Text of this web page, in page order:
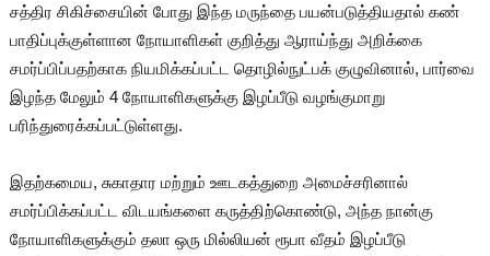
சத்திர சிகிச்சையின் போது இந்த மருந்தை பயன்படுத்தியதால் கண்
பாதிப்புக்குள்ளான நோயாளிகள் குறித்து ஆராய்ந்து அறிக்கை
சமர்ப்பிப்பதற்காக நியமிக்கப்பட்ட தொழில்நுட்பக் குழுவினால், பார்வை
இழந்த மேலும் 4 நோயாளிகளுக்கு இழப்பீடு வழங்குமாறு
பரிந்துரைக்கப்பட்டுள்ளது.
இதற்கமைய, சுகாதார மற்றும் ஊடகத்துறை அமைச்சரினால்
சமர்ப்பிக்கப்பட்ட விடயங்களை கருத்திற்கொண்டு, அந்த நான்கு
நோயாளிகளுக்கும் தலா ஒரு மில்லியன் ரூபா வீதம் இழப்பீடு